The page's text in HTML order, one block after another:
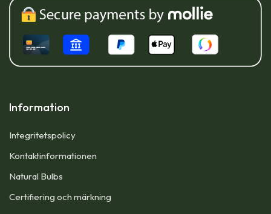
Information
Integritetspolicy
Kontaktinformationen
Natural Bulbs
Certifiering och märkning